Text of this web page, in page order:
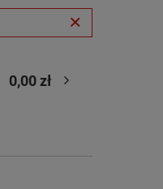
0,00 zł